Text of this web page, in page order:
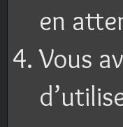
en
Vous